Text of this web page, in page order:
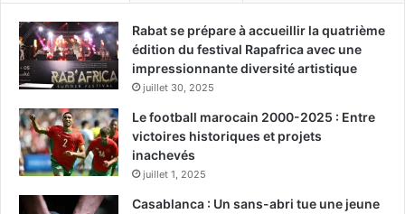
Rabat se prépare à accueillir la quatrième
édition du festival Rapafrica avec une
impressionnante diversité artistique
juillet 30, 2025
Le football marocain 2000-2025 : Entre
victoires historiques et projets
inachevés
juillet 1, 2025
Casablanca : Un sans-abri tue une jeune